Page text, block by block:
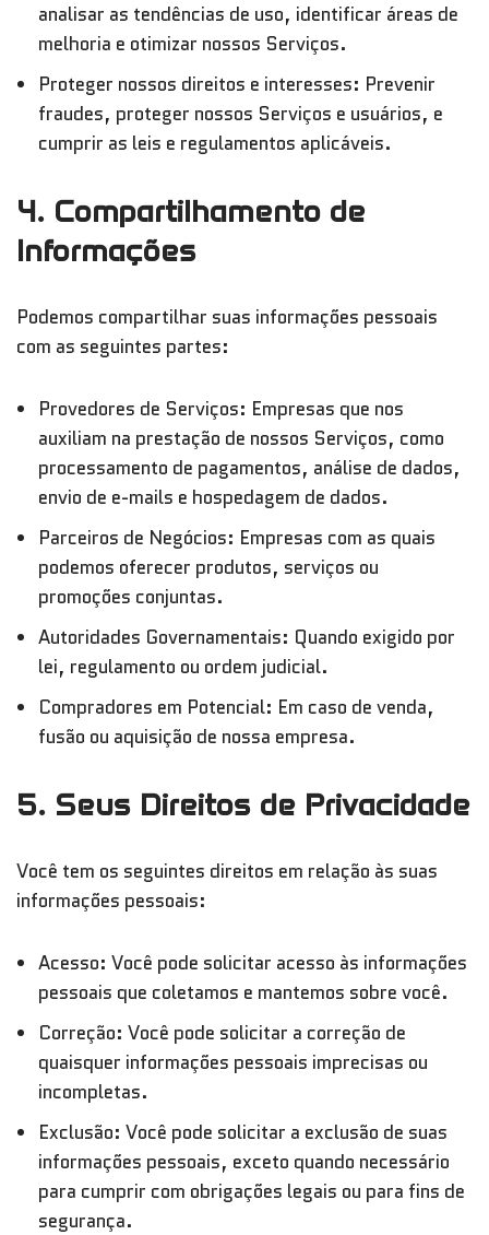
analisar as tendências de uso, identificar áreas de
melhoria e otimizar nossos Serviços.
Proteger nossos direitos e interesses: Prevenir
fraudes, proteger nossos Serviços e usuários, e
cumprir as leis e regulamentos aplicáveis.
4. Compartilhamento de
Informações
Podemos compartilhar suas informações pessoais
com as seguintes partes:
Provedores de Serviços: Empresas que nos
auxiliam na prestação de nossos Serviços, como
processamento de pagamentos, análise de dados,
envio de e-mails e hospedagem de dados.
Parceiros de Negócios: Empresas com as quais
podemos oferecer produtos, serviços ou
promoções conjuntas.
Autoridades Governamentais: Quando exigido por
lei, regulamento ou ordem judicial.
Compradores em Potencial: Em caso de venda,
fusão ou aquisição de nossa empresa.
5. Seus Direitos de Privacidade
Você tem os seguintes direitos em relação às suas
informações pessoais:
Acesso: Você pode solicitar acesso às informações
pessoais que coletamos e mantemos sobre você.
Correção: Você pode solicitar a correção de
quaisquer informações pessoais imprecisas ou
incompletas.
Exclusão: Você pode solicitar a exclusão de suas
informações pessoais, exceto quando necessário
para cumprir com obrigações legais ou para fins de
segurança.